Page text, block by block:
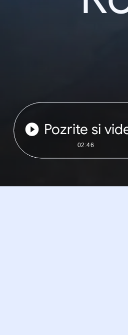
Pozrite si
02:46